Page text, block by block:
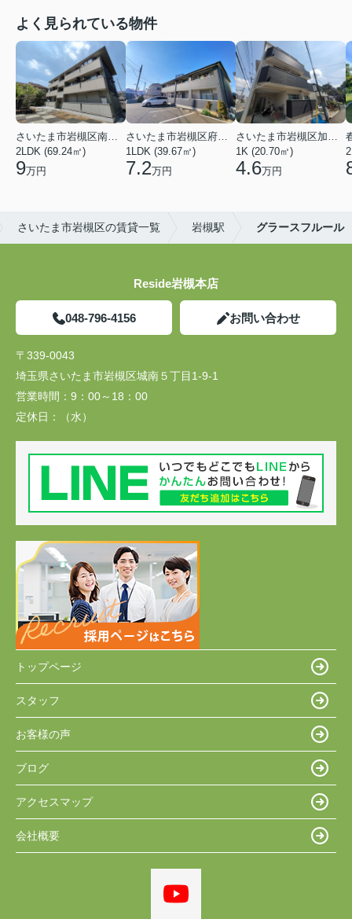
よく見られている物件
2LDK (69.24㎡)
9万円
1LDK (39.67㎡)
7.2万円
1K (20.70㎡)
4.6万円
さいたま市岩槻区の賃貸一覧 岩槻駅 グラースフルール
Reside岩槻本店
048-796-4156 お問い合わせ
〒339-0043
埼玉県さいたま市岩槻区城南５丁目1-9-1
営業時間： 9：00～18：00
定休日：
（水）
トップページ
スタッフ
お客様の声
ブログ
アクセスマップ
会社概要